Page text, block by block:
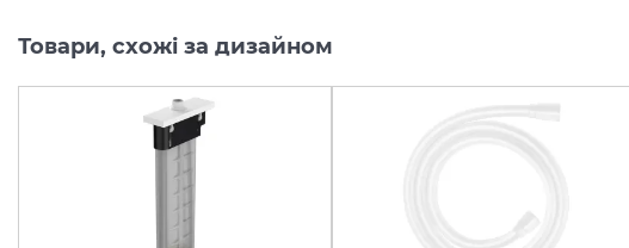
Товари, схожі за дизайном